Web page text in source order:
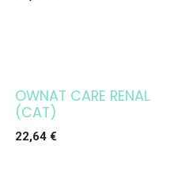
OWNAT CARE RENAL
(CAT)
22,64€